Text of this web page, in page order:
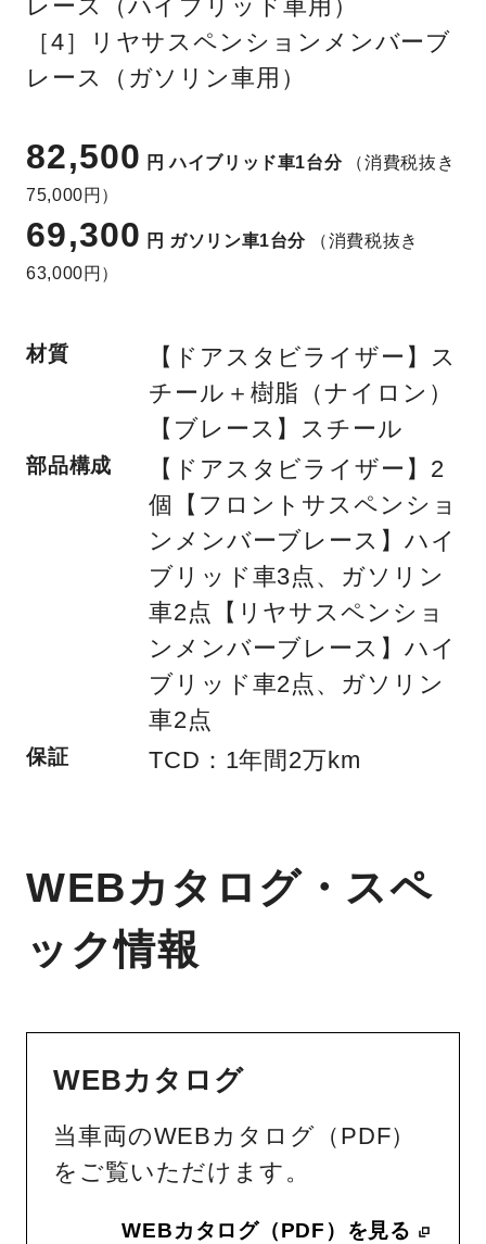
レース（ハイブリッド車用）
［4］リヤサスペンションメンバーブ
レース（ガソリン車用）
82,500 円 ハイブリッド車1台分
（消費税抜き
75,000円）
69,300 円 ガソリン車1台分
（消費税抜き
63,000円）
材質
【ドアスタビライザー】ス
チール＋樹脂（ナイロン）
【ブレース】スチール
部品構成
【ドアスタビライザー】2
個【フロントサスペンショ
ンメンバーブレース】ハイ
ブリッド車3点、ガソリン
車2点【リヤサスペンショ
ンメンバーブレース】ハイ
ブリッド車2点、ガソリン
車2点
保証 TCD：1年間2万km
WEBカタログ・スペ
ック情報
WEBカタログ
当車両のWEBカタログ（PDF）
をご覧いただけます。
WEBカタログ（PDF）を見る